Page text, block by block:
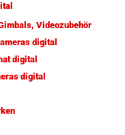
Videozubehör
digital
digital
digital